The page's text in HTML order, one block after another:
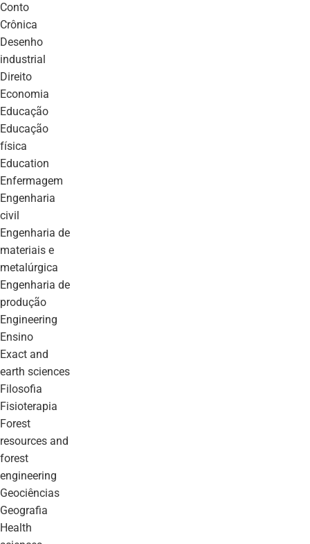
conto
crônica
desenho
industrial
direito
economia
educação
educação
física
education
enfermagem
engenharia
civil
engenharia de
materiais e
metalúrgica
engenharia de
produção
engineering
ensino
exact and
earth sciences
filosofia
fisioterapia
forest
resources and
forest
engineering
geociências
geografia
health